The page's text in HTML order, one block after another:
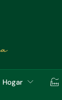
Hogar